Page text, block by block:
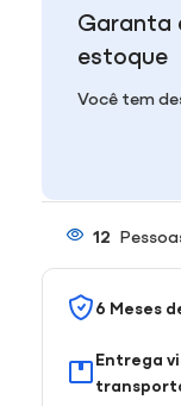
Garanta
estoque
Você tem
12
6 Meses
Entrega